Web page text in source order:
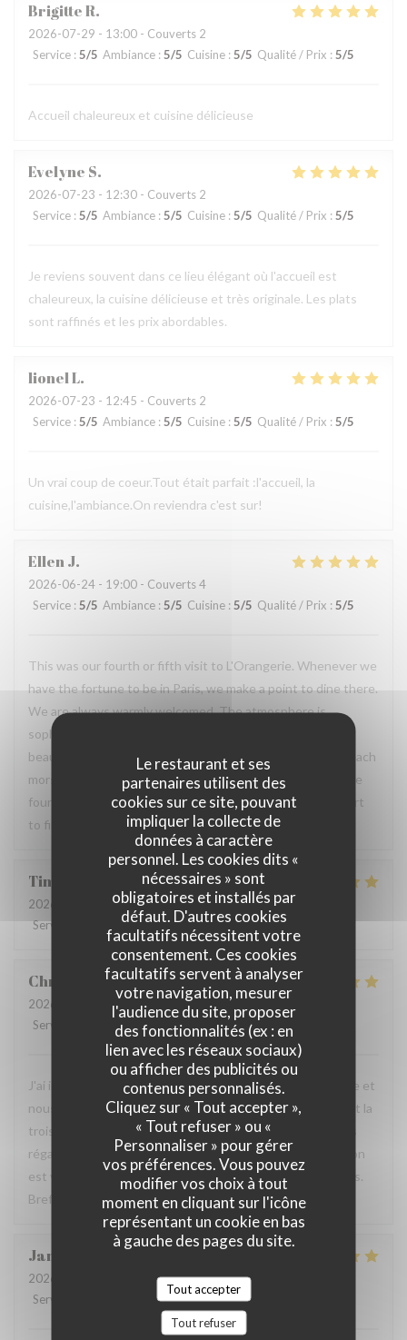
Le restaurant et ses
partenaires utilisent des
cookies sur ce site, pouvant
impliquer la collecte de
données à caractère
personnel. Les cookies dits «
nécessaires » sont
obligatoires et installés par
défaut. D'autres cookies
facultatifs nécessitent votre
consentement. Ces cookies
facultatifs servent à analyser
votre navigation, mesurer
l'audience du site, proposer
des fonctionnalités (ex : en
lien avec les réseaux sociaux)
ou afficher des publicités ou
contenus personnalisés.
Cliquez sur « Tout accepter »,
« Tout refuser » ou «
Personnaliser » pour gérer
vos préférences. Vous pouvez
modifier vos choix à tout
moment en cliquant sur l'icône
représentant un cookie en bas
à gauche des pages du site.
Tout accepter
Tout refuser
BrigitteR
2026-07-29 - 13:00 - Couverts 2
Service : 5/5 Ambiance : 5/5 Cuisine : 5/5 Qualité / Prix : 5/5
Accueil chaleureux et cuisine délicieuse
Evelyne S
2026-07-23 - 12:30 - Couverts 2
Service : 5/5 Ambiance : 5/5 Cuisine : 5/5 Qualité / Prix : 5/5
Je reviens souvent dans ce lieu élégant où l'accueil est
chaleureux, la cuisine délicieuse et très originale. Les plats
sont raffinés et les prix abordables.
lionelL
2026-07-23 - 12:45 - Couverts 2
Service : 5/5 Ambiance : 5/5 Cuisine : 5/5 Qualité / Prix : 5/5
Un vrai coup de coeur.Tout était parfait :l'accueil, la
cuisine,l'ambiance.On reviendra c'est sur!
EllenJ
2026-06-24 - 19:00 - Couverts 4
Service : 5/5 Ambiance : 5/5 Cuisine : 5/5 Qualité / Prix : 5/5
This was our fourth or fifth visit to L'Orangerie. Whenever we
have the fortune to be in Paris, we make a point to dine there.
We are always warmly welcomed. The atmosphere is
sophisticated but relaxing. The food - each course - is
beautifully presented. But the true star, is how delicious each
morsel is! We are never disappointed. This visit there were
four of us and each ordered something different, from start
to finish. Outstanding!
Timothy
2026-07-17
- 19:30 - Couverts 2
Service
Ambiance: 5 /5 Cuisine: 5/5 Qualité / Prix
ChristopheL
2026-07-17
- 12:15 - Couverts 6
Service
Ambiance /5 Cuisine: 5 /5 Qualité / Prix
J'ai invité quelques amis pour fêter mon départ à la retraite et
nous avons très bien mangé, tout le monde était ravi. C'est la
troisième fois que je déjeune ici et à chaque fois je me suis
régalé. De plus, le service est très aimable et chaleureux, on
est vraiment bien accueilli et soignés tout au long du repas.
Bref, on passe un très bon moment.
Janet
2026-07-07
- 19:00 - Couverts 2
Service
:5/5 Cuisine:5/5